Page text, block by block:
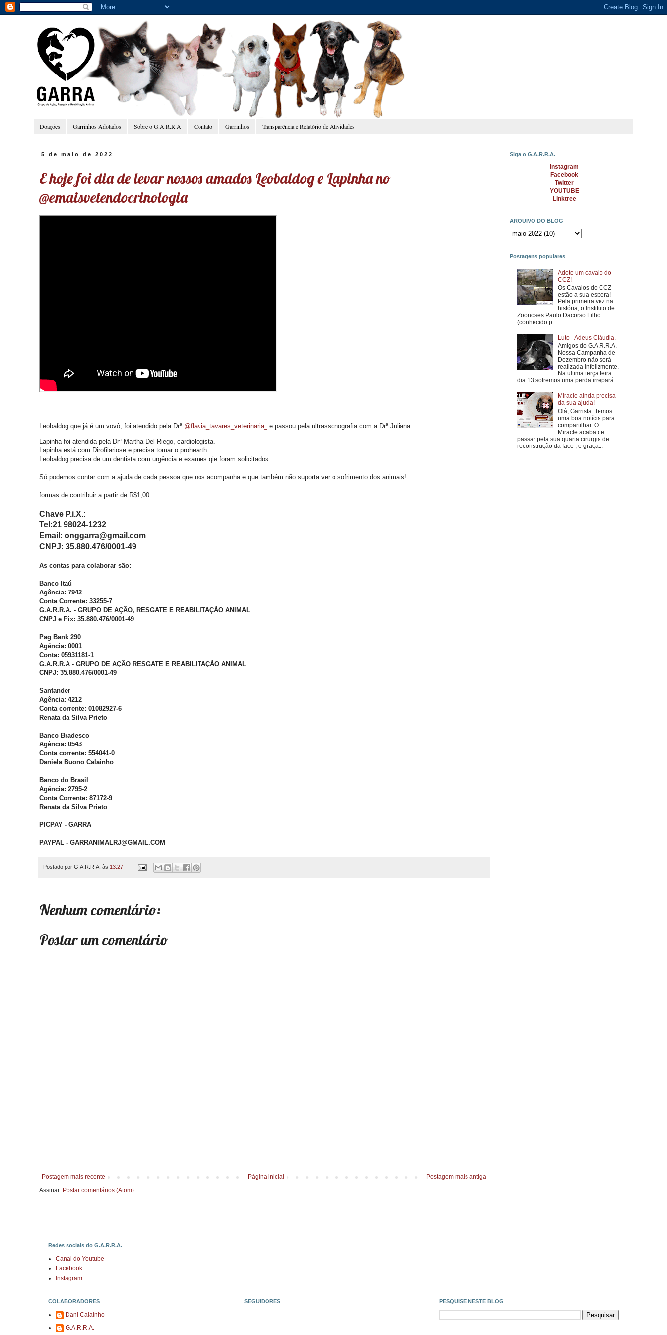
Doações Garrinhos Adotados Sobre o G.A.R.R.A Contato Garrinhos Transparência e Relatório de Atividades
5 de maio de 2022
E hoje foi dia de levar nossos amados Leobaldog e Lapinha no
@emaisvetendocrinologia
Leobaldog que já é um vovô, foi atendido pela Drª @flavia_tavares_veterinaria_ e passou pela ultrassonografia com a Drª Juliana.
Lapinha foi atendida pela Drª Martha Del Riego, cardiologista.
Lapinha está com Dirofilariose e precisa tomar o prohearth
Leobaldog precisa de um dentista com urgência e exames qie foram solicitados.
Só podemos contar com a ajuda de cada pessoa que nos acompanha e que também não suporta ver o sofrimento dos animais!
formas de contribuir a partir de R$1,00 :
Chave P.i.X.:
Tel:21 98024-1232
Email: onggarra@gmail.com
CNPJ: 35.880.476/0001-49
As contas para colaborar são:
Banco Itaú
Agência: 7942
Conta Corrente: 33255-7
G.A.R.R.A. - GRUPO DE AÇÃO, RESGATE E REABILITAÇÃO ANIMAL
CNPJ e Pix: 35.880.476/0001-49
Pag Bank 290
Agência: 0001
Conta: 05931181-1
G.A.R.R.A - GRUPO DE AÇÃO RESGATE E REABILITAÇÃO ANIMAL
CNPJ: 35.880.476/0001-49
Santander
Agência: 4212
Conta corrente: 01082927-6
Renata da Silva Prieto
Banco Bradesco
Agência: 0543
Conta corrente: 554041-0
Daniela Buono Calainho
Banco do Brasil
Agência: 2795-2
Conta Corrente: 87172-9
Renata da Silva Prieto
PICPAY - GARRA
PAYPAL - GARRANIMALRJ@GMAIL.COM
Postado por G.A.R.R.A. às 13:27
Nenhum comentário:
Postar um comentário
Postagem mais recente Postagem mais antiga
Página inicial
Assinar: Postar comentários (Atom)
Siga o G.A.R.R.A.
Instagram
Facebook
Twitter
YOUTUBE
Linktree
ARQUIVO DO BLOG
Postagens populares
Adote um cavalo do
CCZ!
Os Cavalos do CCZ
estão a sua espera!
Pela primeira vez na
história, o Instituto de
Zoonoses Paulo Dacorso Filho
(conhecido p...
Luto - Adeus Cláudia.
Amigos do G.A.R.R.A.
Nossa Campanha de
Dezembro não será
realizada infelizmente.
Na última terça feira
dia 13 sofremos uma perda irrepará...
Miracle ainda precisa
da sua ajuda!
Olá, Garrista. Temos
uma boa notícia para
compartilhar. O
Miracle acaba de
passar pela sua quarta cirurgia de
reconstrução da face , e graça...
Redes sociais do G.A.R.R.A.
Canal do Youtube
Facebook
Instagram
COLABORADORES
Dani Calainho
G.A.R.R.A.
SEGUIDORES PESQUISE NESTE BLOG